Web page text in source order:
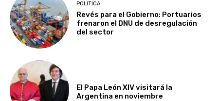
POLITICA
Revés para el Gobierno: Portuarios
frenaron el DNU de desregulación
del sector
El Papa León XIV visitará la
Argentina en noviembre